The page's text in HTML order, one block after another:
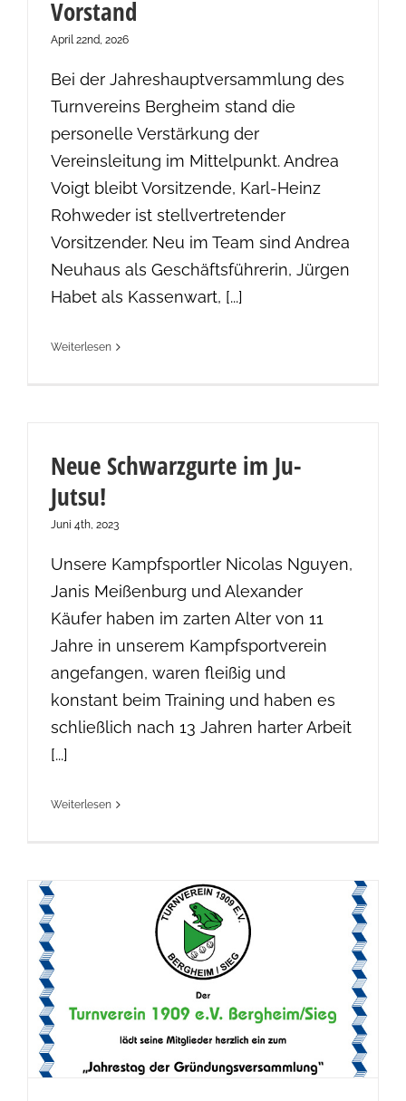
Vorstand
April 22nd, 2026
Bei der Jahreshauptversammlung des
Turnvereins Bergheim stand die
personelle Verstärkung der
Vereinsleitung im Mittelpunkt. Andrea
Voigt bleibt Vorsitzende, Karl-Heinz
Rohweder ist stellvertretender
Vorsitzender. Neu im Team sind Andrea
Neuhaus als Geschäftsführerin, Jürgen
Habet als Kassenwart, [...]
Weiterlesen
Neue Schwarzgurte im Ju-
Jutsu!
Juni 4th, 2023
Unsere Kampfsportler Nicolas Nguyen,
Janis Meißenburg und Alexander
Käufer haben im zarten Alter von 11
Jahre in unserem Kampfsportverein
angefangen, waren fleißig und
konstant beim Training und haben es
schließlich nach 13 Jahren harter Arbeit
[...]
Weiterlesen
Feier zum Jahrestag!